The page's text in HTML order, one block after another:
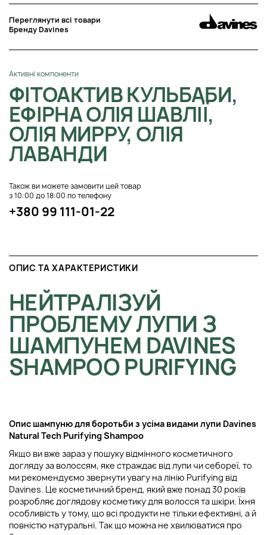
Переглянути всі товари
Бренду Davines
Активні компоненти
ФІТОАКТИВ КУЛЬБАБИ,
ЕФІРНА ОЛІЯ ШАВЛІЇ,
ОЛІЯ МИРРУ, ОЛІЯ
ЛАВАНДИ
Також ви можете замовити цей товар
з 10:00 до 18:00 по телефону
+380 99 111-01-22
ОПИС ТА ХАРАКТЕРИСТИКИ
НЕЙТРАЛІЗУЙ
ПРОБЛЕМУ ЛУПИ З
ШАМПУНЕМ DAVINES
SHAMPOO PURIFYING
Опис шампуню для боротьби з усіма видами лупи Davines
Natural Tech Purifying Shampoo
Якщо ви вже зараз у пошуку відмінного косметичного
догляду за волоссям, яке страждає від лупи чи себореї, то
ми рекомендуємо звернути увагу на лінію Purifying від
Davines. Це косметичний бренд, який вже понад 30 років
розробляє доглядову косметику для волосся та шкіри. Їхня
особливість у тому, що всі продукти не тільки ефективні, а й
повністю натуральні. Так що можна не хвилюватися про